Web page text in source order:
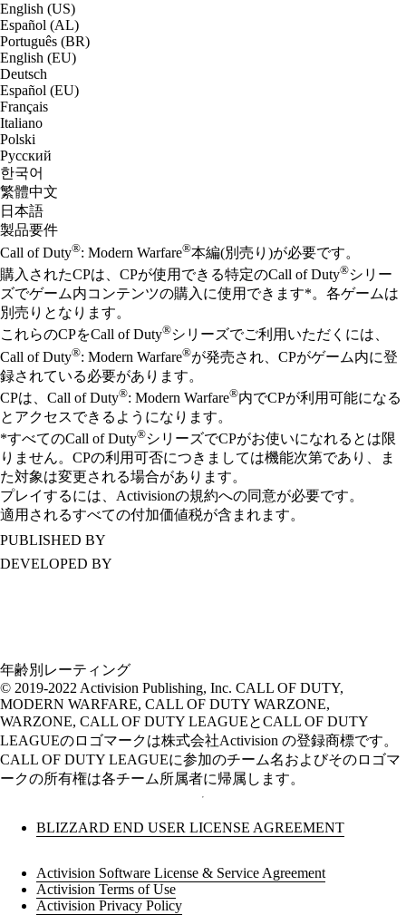
English (US)
Español (AL)
Português (BR)
English (EU)
Deutsch
Español (EU)
Français
Italiano
Polski
Русский
한국어
繁體中文
日本語
製品要件
Call of Duty®: Modern Warfare®本編(別売り)が必要です。
購入されたCPは、CPが使用できる特定のCall of Duty®シリー
ズでゲーム内コンテンツの購入に使用できます*。各ゲームは
別売りとなります。
これらのCPをCall of Duty®シリーズでご利用いただくには、
Call of Duty®: Modern Warfare®が発売され、CPがゲーム内に登
録されている必要があります。
CPは、Call of Duty®: Modern Warfare®内でCPが利用可能になる
とアクセスできるようになります。
*すべてのCall of Duty®シリーズでCPがお使いになれるとは限
りません。CPの利用可否につきましては機能次第であり、ま
た対象は変更される場合があります。
プレイするには、Activisionの規約への同意が必要です。
適用されるすべての付加価値税が含まれます。
PUBLISHED BY
DEVELOPED BY
年齢別レーティング
© 2019-2022 Activision Publishing, Inc. CALL OF DUTY,
MODERN WARFARE, CALL OF DUTY WARZONE,
WARZONE, CALL OF DUTY LEAGUEとCALL OF DUTY
LEAGUEのロゴマークは株式会社Activision の登録商標です。
CALL OF DUTY LEAGUEに参加のチーム名およびそのロゴマ
ークの所有権は各チーム所属者に帰属します。
BLIZZARD END USER LICENSE AGREEMENT
Activision Software License & Service Agreement
Activision Terms of Use
Activision Privacy Policy